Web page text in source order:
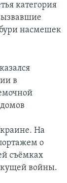
категория
насмешек
в
На
о
съёмках
войны.